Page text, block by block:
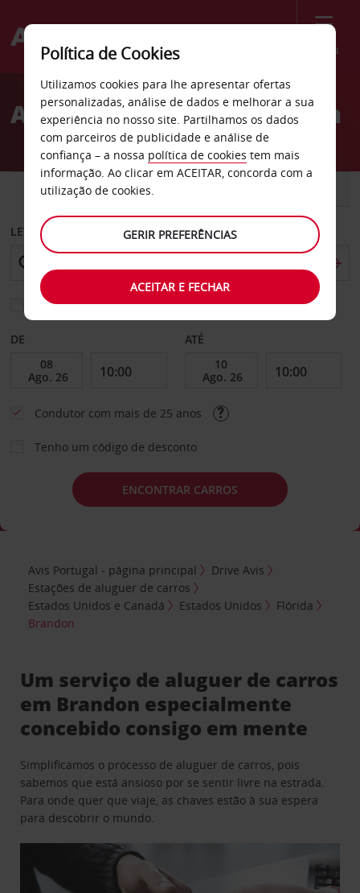
Menu
Welcome
AvisAluguer de carros Brandon
CARRO
LEVANTAR EM
Escolher uma estação de devolução diferente
DE ATÉ
Condutor com mais de 25 anos
Tenho um código de desconto
ENCONTRAR CARROS
Avis Portugal - página principal
Drive Avis
Estações de aluguer de carros
Estados Unidos e Canadá
Estados Unidos
Flórida
Brandon
Um serviço de aluguer de carros
em Brandon especialmente
concebido consigo em mente
Simplificamos o processo de aluguer de carros, pois
sabemos que está ansioso por se sentir livre na estrada.
Para onde quer que viaje, as chaves estão à sua espera
para descobrir o mundo.
Política de Cookies
Utilizamos cookies para lhe apresentar ofertas
personalizadas, análise de dados e melhorar a sua
experiência no nosso site. Partilhamos os dados
com parceiros de publicidade e análise de
confiança – a nossa política de cookies tem mais
informação. Ao clicar em ACEITAR, concorda com a
utilização de cookies.
GERIR PREFERÊNCIAS
ACEITAR E FECHAR